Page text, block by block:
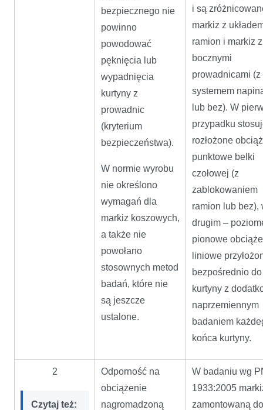
bezpiecznego nie
powinno
powodować
pęknięcia lub
wypadnięcia
kurtyny z
prowadnic
(kryterium
bezpieczeństwa).
W normie wyrobu
nie określono
wymagań dla
markiz koszowych,
a także nie
powołano
stosownych metod
badań, które nie
są jeszcze
ustalone.
i są
markiz z
ramion i markiz z
bocznymi
prowadnicami (z
systemem
lub bez). W
przypadku
rozłożone
punktowe belki
czołowej (z
zablokowaniem
ramion lub bez),
drugim –
pionowe
liniowe
bezpośrednio do
kurtyny z
naprzemiennym
badaniem
końca kurtyny.
2
Czytaj też:
Odporność na
obciążenie
nagromadzoną
W badaniu wg
1933:2005
zamontowaną do